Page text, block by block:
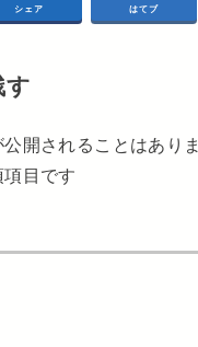
シェア はてブ
す
開されることはあり
目です